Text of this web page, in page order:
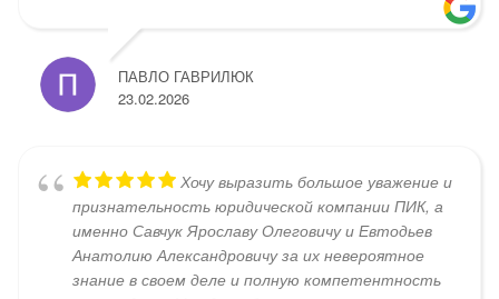
ПАВЛО ГАВРИЛЮК
23.02.2026
Хочу выразить большое уважение и
признательность юридической компании ПИК, а
именно Савчук Ярославу Олеговичу и Евтодьев
Анатолию Александровичу за их невероятное
знание в своем деле и полную компетентность